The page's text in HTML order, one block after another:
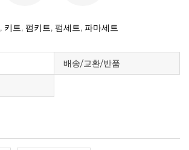
, 키트, 펌키트, 펌세트, 파마세트
배송/교환/반품